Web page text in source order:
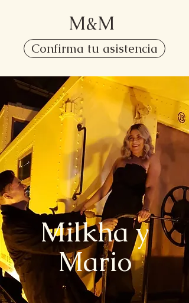
M&M
Confirma tu asistencia
Milkha y
Mario